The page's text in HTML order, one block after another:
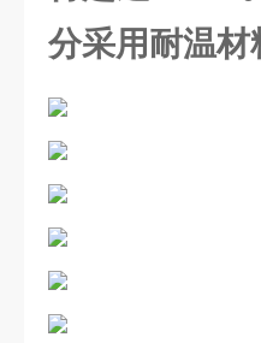
分采用耐温